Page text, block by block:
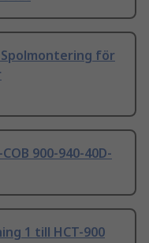
för
900-940-40D-
1 till HCT-900